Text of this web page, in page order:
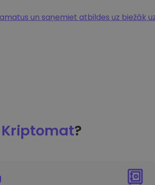
un saņemiet atbildes uz biežāk
Kriptomat?